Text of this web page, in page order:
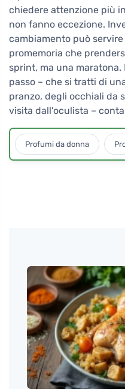
chiedere attenzione più
non fanno eccezione.
cambiamento può
promemoria che
sprint, ma una
passo – che si tratti di
pranzo, degli occhiali da
visita dall'oculista –
Profumi da donna